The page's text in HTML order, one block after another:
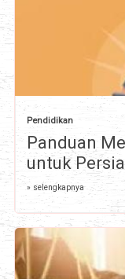
Pendidikan
Panduan
untuk
» selengkapnya